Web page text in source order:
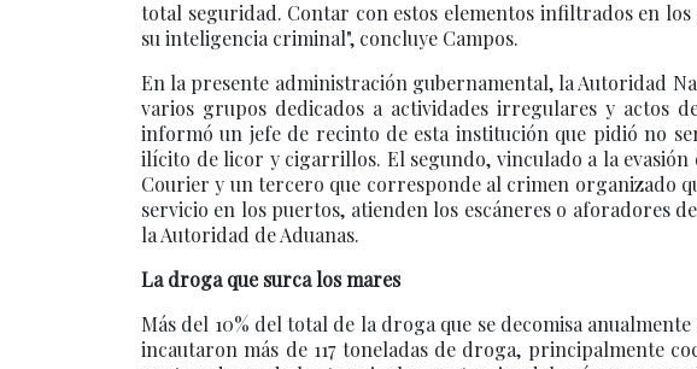
total seguridad. Contar con estos elementos infiltrados en
su inteligencia criminal", concluye Campos.
En la presente administración gubernamental, la Autoridad
varios grupos dedicados a actividades irregulares y actos
informó un jefe de recinto de esta institución que pidió no
ilícito de licor y cigarrillos. El segundo, vinculado a la
Courier y un tercero que corresponde al crimen organizado
servicio en los puertos, atienden los escáneres o aforadores
la Autoridad de Aduanas.
La droga que surca los mares
Más del 10% del total de la droga que se decomisa
incautaron más de 117 toneladas de droga, principalmente